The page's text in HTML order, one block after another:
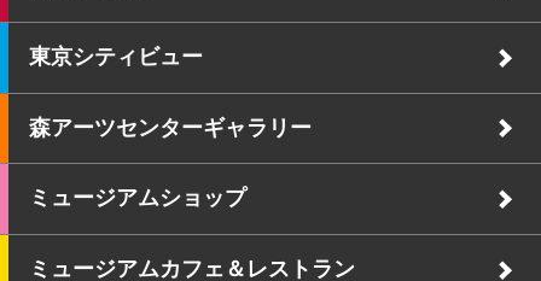
東京シティビュー
森アーツセンターギャラリー
ミュージアムショップ
ミュージアムカフェ＆レストラン